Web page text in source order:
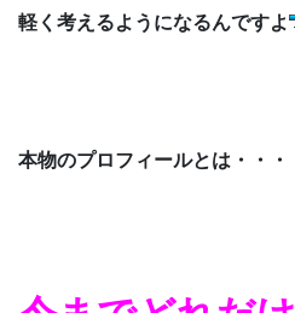
軽く考えるようになるんですよ
本物のプロフィールとは・・・